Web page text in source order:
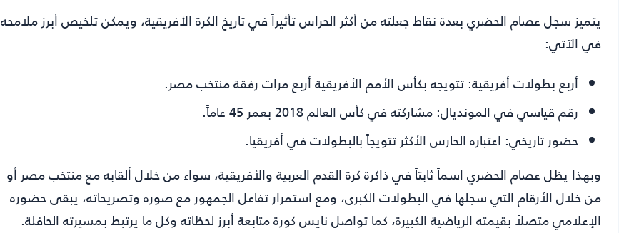
يتميز سجل عصام الحضري بعدة نقاط جعلته من أكثر الحراس تأثيراً في تاريخ الكرة الأفريقية، ويمكن تلخيص أبرز ملامحه
في الآتي:
أربع بطولات أفريقية: تتويجه بكأس الأمم الأفريقية أربع مرات رفقة منتخب مصر.
رقم قياسي في المونديال: مشاركته في كأس العالم 2018 بعمر 45 عاماً.
حضور تاريخي: اعتباره الحارس الأكثر تتويجاً بالبطولات في أفريقيا.
وبهذا يظل عصام الحضري اسماً ثابتاً في ذاكرة كرة القدم العربية والأفريقية، سواء من خلال ألقابه مع منتخب مصر أو
من خلال الأرقام التي سجلها في البطولات الكبرى، ومع استمرار تفاعل الجمهور مع صوره وتصريحاته، يبقى حضوره
الإعلامي متصلاً بقيمته الرياضية الكبيرة، كما تواصلنايس كورةمتابعة أبرز لحظاته وكل ما يرتبط بمسيرته الحافلة.